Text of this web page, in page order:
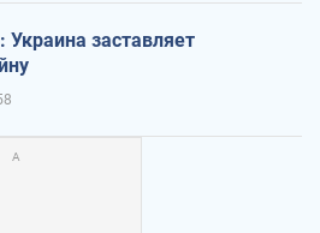
Украина заставляет